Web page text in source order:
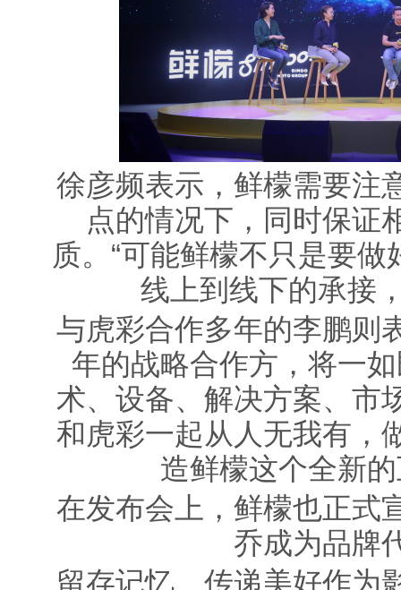
徐彦频表示，鲜檬需要注
点的情况下，同时保证
质。“可能鲜檬不只是要
线上到线下的承接
与虎彩合作多年的李鹏则
年的战略合作方，将一
术、设备、解决方案、市
和虎彩一起从人无我有，
造鲜檬这个全新
在发布会上，鲜檬也正式
乔成为品牌
留存记忆、传递美好作为